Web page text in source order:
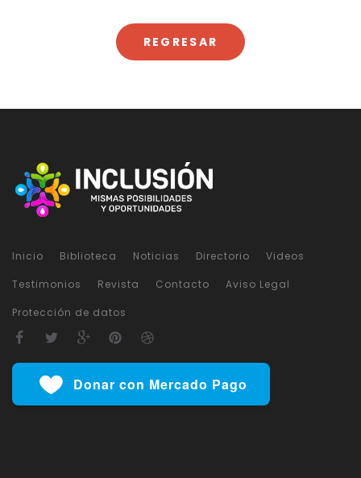
REGRESAR
Inicio Biblioteca Noticias Directorio Videos
Testimonios Revista Contacto Aviso Legal
Protección de datos
Donar con Mercado Pago